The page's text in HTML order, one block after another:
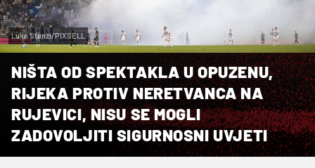
Luka Stanzl/PIXSELL
NIŠTA OD SPEKTAKLA U OPUZENU,
RIJEKA PROTIV NERETVANCA NA
RUJEVICI, NISU SE MOGLI
ZADOVOLJITI SIGURNOSNI UVJETI